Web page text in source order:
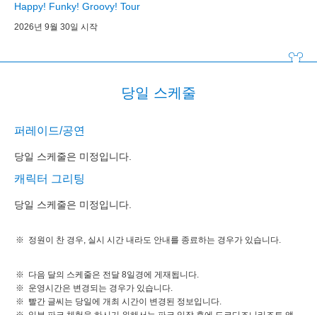
Happy! Funky! Groovy! Tour
2026년 9월 30일 시작
당일 스케줄
퍼레이드/공연
당일 스케줄은 미정입니다.
캐릭터 그리팅
당일 스케줄은 미정입니다.
정원이 찬 경우, 실시 시간 내라도 안내를 종료하는 경우가 있습니다.
다음 달의 스케줄은 전달 8일경에 게재됩니다.
운영시간은 변경되는 경우가 있습니다.
빨간 글씨는 당일에 개최 시간이 변경된 정보입니다.